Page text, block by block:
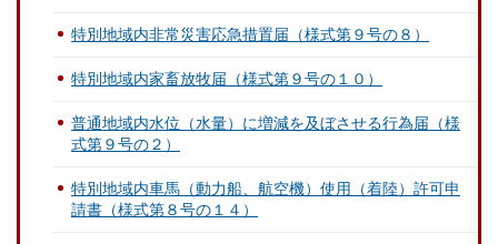
特別地域内非常災害応急措置届（様式第９号の８）
特別地域内家畜放牧届（様式第９号の１０）
普通地域内水位（水量）に増減を及ぼさせる行為届（様
式第９号の２）
特別地域内車馬（動力船、航空機）使用（着陸）許可申
請書（様式第８号の１４）